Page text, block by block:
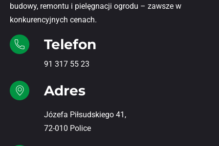
budowy, remontu i pielęgnacji ogrodu – zawsze w
konkurencyjnych cenach.
Telefon
91 317 55 23
Adres
Józefa Piłsudskiego 41,
72-010 Police